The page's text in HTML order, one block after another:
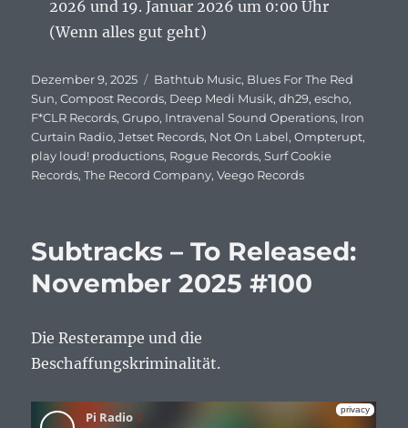
2026 und 19. Januar 2026 um 0:00 Uhr
(Wenn alles gut geht)
Veröffentlicht
am
Dezember 9, 2025 Schlagwörter
Bathtub Music, Blues For The Red
Sun,Compost Records, Deep Medi Musik,dh29,escho,
F*CLR Records,Grupo, Intravenal Sound Operations, Iron
Curtain Radio,Jetset Records, Not On Label,Ompterupt,
play loud! productions, Rogue Records,Surf Cookie
Records,The Record Company,Veego Records
Subtracks – To Released:
November 2025 #100
Die Resterampe und die
Beschaffungskriminalität.